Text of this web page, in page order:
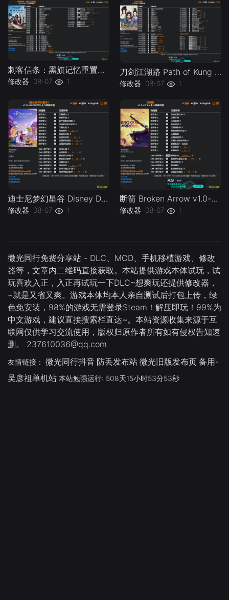
刺客信条：黑旗记忆重置Assassins Creed Black Flag Resynced v1.0-v1.0.x Plus 30 Trainer-单机修改器下载-仅支持迅雷（部分修改器仅支持本站游戏本体
修改器 08-07 1
刀剑江湖路 Path of Kung Fu v1.0 Plus 41 Trainer-单机修改器下载-仅支持迅雷（部分修改器仅支持本站游戏本体
修改器 08-07 1
迪士尼梦幻星谷 Disney Dreamlight Valley v1.0-v20260729 Plus 18 Trainer.-单机修改器下载-仅支持迅雷（部分修改器仅支持本站游戏本体
修改器 08-07 1
断箭 Broken Arrow v1.0-v1.1.x Plus 18 Trainer-单机修改器下载-仅支持迅雷（部分修改器仅支持本站游戏本体
修改器 08-07 1
微光同行免费分享站 - DLC、MOD、手机移植游戏、修改
器等，文章内二维码直接获取。本站提供游戏本体试玩，试
玩喜欢入正，入正再试玩一下DLC~想爽玩还提供修改器，
~就是又省又爽。游戏本体均本人亲自测试后打包上传，绿
色免安装，98%的游戏无需登录Steam！解压即玩！99%为
中文游戏，建议直接搜索栏直达~。本站资源收集来源于互
联网仅供学习交流使用，版权归原作者所有如有侵权告知速
删。 237610036@qq.com
友情链接： 微光同行抖音 防丢发布站 微光旧版发布页 备用-
吴彦祖单机站 本站勉强运行: 508天15小时53分54秒